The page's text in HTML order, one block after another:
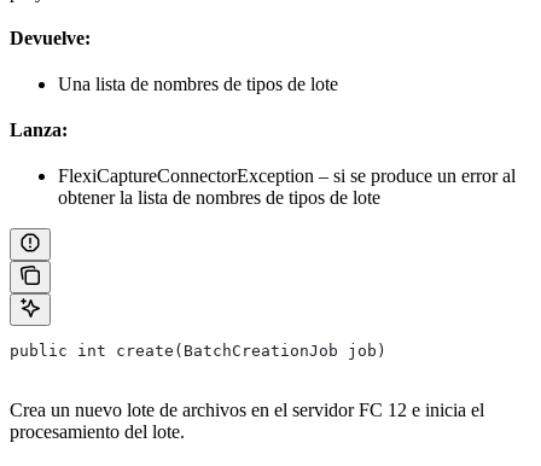
Devuelve:
Una lista de nombres de tipos de lote
Lanza:
FlexiCaptureConnectorException – si se produce un error al
obtener la lista de nombres de tipos de lote
public int create(BatchCreationJob job)
Crea un nuevo lote de archivos en el servidor FC 12 e inicia el
procesamiento del lote.